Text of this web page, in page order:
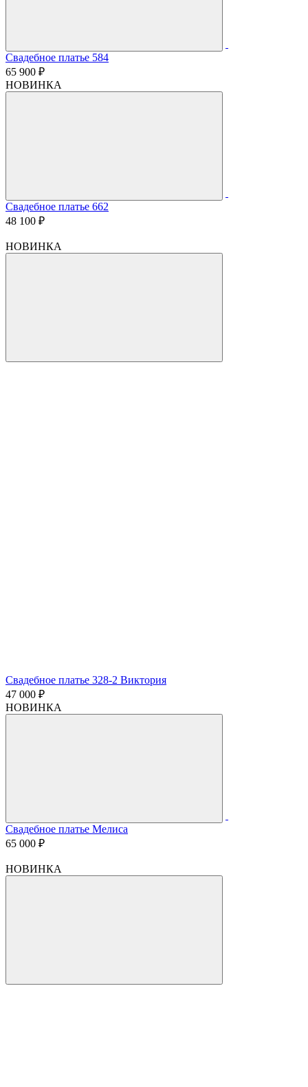
Свадебное платье 584
65 900 ₽
НОВИНКА
Свадебное платье 662
48 100 ₽
НОВИНКА
Свадебное платье 328-2 Виктория
47 000 ₽
НОВИНКА
Свадебное платье Мелиса
65 000 ₽
НОВИНКА